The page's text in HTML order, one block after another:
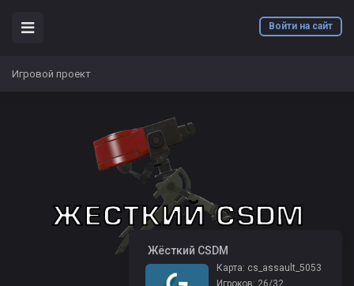
Войти на сайт
Игровой проект
️ Жёсткий CSDM
Карта: cs_assault_5053
Игроков: 26/32